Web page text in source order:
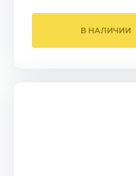
В НАЛИЧИИ